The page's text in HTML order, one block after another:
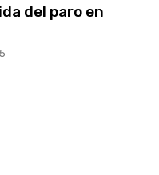
del paro en